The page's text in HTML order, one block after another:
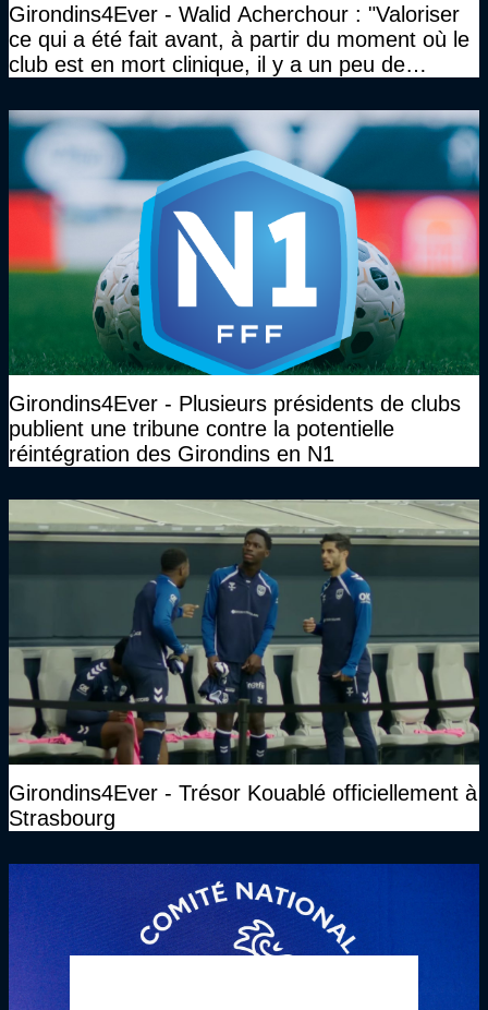
Girondins4Ever - Walid Acherchour : "Valoriser
ce qui a été fait avant, à partir du moment où le
club est en mort clinique, il y a un peu de
Girondins4Ever - Plusieurs présidents de clubs
publient une tribune contre la potentielle
réintégration des Girondins en N1
Girondins4Ever - Trésor Kouablé officiellement à
Strasbourg